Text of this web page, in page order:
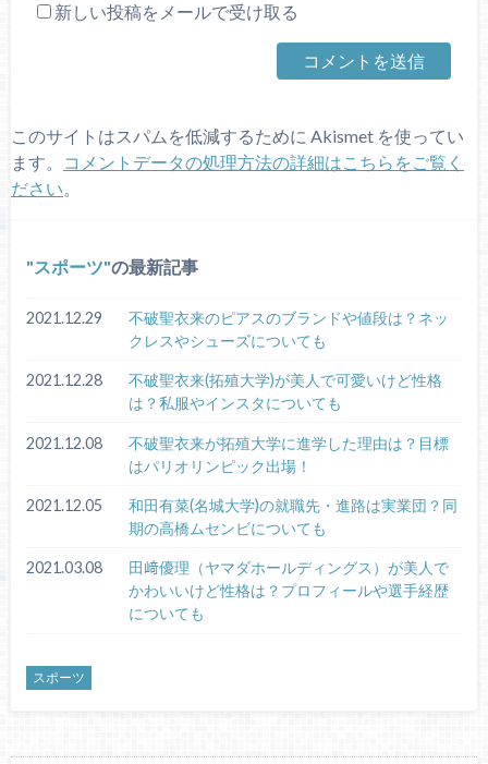
新しい投稿をメールで受け取る
このサイトはスパムを低減するために Akismet を使ってい
ます。
コメントデータの処理方法の詳細はこちらをご覧く
ださい。
スポーツ の最新記事
2021.12.29
不破聖衣来のピアスのブランドや値段は？ネッ
クレスやシューズについても
2021.12.28
不破聖衣来(拓殖大学)が美人で可愛いけど性格
は？私服やインスタについても
2021.12.08
不破聖衣来が拓殖大学に進学した理由は？目標
はパリオリンピック出場！
2021.12.05
和田有菜(名城大学)の就職先・進路は実業団？同
期の高橋ムセンビについても
2021.03.08
田﨑優理（ヤマダホールディングス）が美人で
かわいいけど性格は？プロフィールや選手経歴
についても
スポーツ